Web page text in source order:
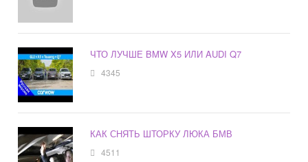
ЧТО ЛУЧШЕ BMW X5 ИЛИ AUDI Q7
4345
КАК СНЯТЬ ШТОРКУ ЛЮКА БМВ
4511